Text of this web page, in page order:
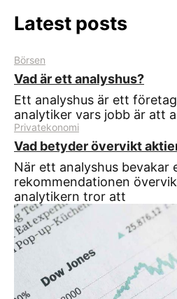
Latest posts
Börsen
Vad är ett analyshus?
Ett analyshus är ett
analytiker vars jobb är att
Privatekonomi
Vad betyder övervikt
När ett analyshus bevakar
rekommendationen
analytikern tror att